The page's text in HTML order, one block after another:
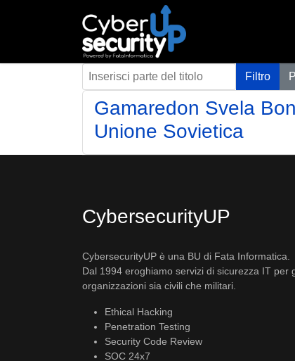
Inserisci parte del titolo Filtro
Gamaredon Svela
Unione Sovietica
CybersecurityUP
CybersecurityUP è una BU di Fata Informatica.
Dal 1994 eroghiamo servizi di sicurezza IT per
organizzazioni sia civili che militari.
Ethical Hacking
Penetration Testing
Security Code Review
SOC 24x7